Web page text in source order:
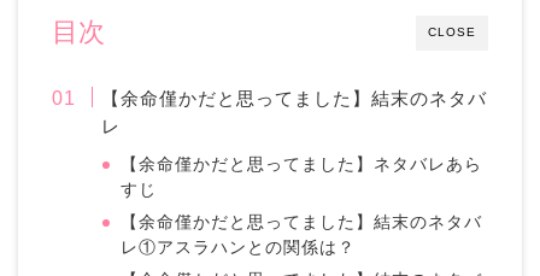
CLOSE
目次
【余命僅かだと思ってました】結末のネタバ
レ
【余命僅かだと思ってました】ネタバレあら
すじ
【余命僅かだと思ってました】結末のネタバ
レ①アスラハンとの関係は？